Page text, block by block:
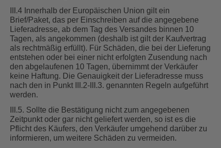
III.4 Innerhalb der Europäischen Union gilt ein
Brief/Paket, das per Einschreiben auf die angegebene
Lieferadresse, ab dem Tag des Versandes binnen 10
Tagen, als angekommen (deshalb ist gilt der Kaufvertrag
als rechtmäßig erfüllt). Für Schäden, die bei der Lieferung
entstehen oder bei einer nicht erfolgten Zusendung nach
den abgelaufenen 10 Tagen, übernimmt der Verkäufer
keine Haftung. Die Genauigkeit der Lieferadresse muss
nach den in Punkt III.2-III.3. genannten Regeln aufgeführt
werden.
III.5. Sollte die Bestätigung nicht zum angegebenen
Zeitpunkt oder gar nicht geliefert werden, so ist es die
Pflicht des Käufers, den Verkäufer umgehend darüber zu
informieren, um weitere Schäden zu vermeiden.